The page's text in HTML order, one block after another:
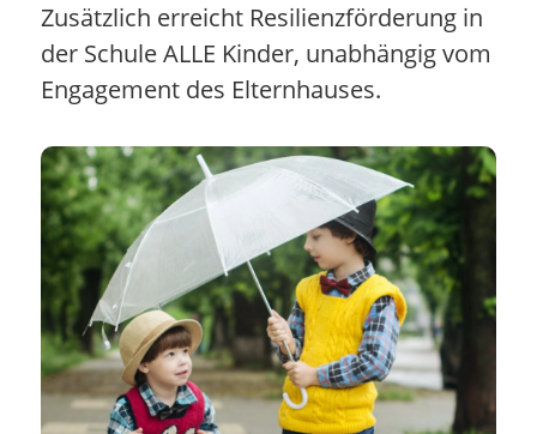
Zusätzlich erreicht Resilienzförderung in
der Schule ALLE Kinder, unabhängig vom
Engagement des Elternhauses.